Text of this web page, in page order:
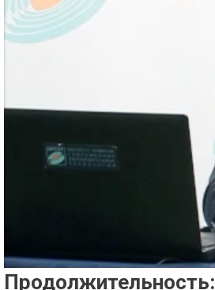
Продолжительность: